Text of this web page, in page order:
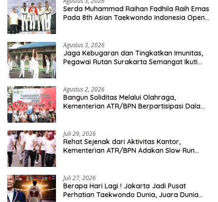
Serda Muhammad Raihan Fadhila Raih Emas
Pada 8th Asian Taekwondo Indonesia Open
Agustus 3, 2026
Jaga Kebugaran dan Tingkatkan Imunitas,
Pegawai Rutan Surakarta Semangat Ikuti
Agustus 2, 2026
Bangun Soliditas Melalui Olahraga,
Kementerian ATR/BPN Berpartisipasi Dalam
Juli 29, 2026
Rehat Sejenak dari Aktivitas Kantor,
Kementerian ATR/BPN Adakan Slow Run
Juli 27, 2026
Berapa Hari Lagi ! Jakarta Jadi Pusat
Perhatian Taekwondo Dunia, Juara Dunia